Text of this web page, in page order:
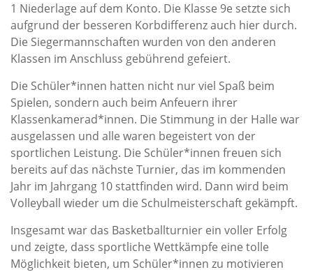
1 Niederlage auf dem Konto. Die Klasse 9e setzte sich
aufgrund der besseren Korbdifferenz auch hier durch.
Die Siegermannschaften wurden von den anderen
Klassen im Anschluss gebührend gefeiert.
Die Schüler*innen hatten nicht nur viel Spaß beim
Spielen, sondern auch beim Anfeuern ihrer
Klassenkamerad*innen. Die Stimmung in der Halle war
ausgelassen und alle waren begeistert von der
sportlichen Leistung. Die Schüler*innen freuen sich
bereits auf das nächste Turnier, das im kommenden
Jahr im Jahrgang 10 stattfinden wird. Dann wird beim
Volleyball wieder um die Schulmeisterschaft gekämpft.
Insgesamt war das Basketballturnier ein voller Erfolg
und zeigte, dass sportliche Wettkämpfe eine tolle
Möglichkeit bieten, um Schüler*innen zu motivieren